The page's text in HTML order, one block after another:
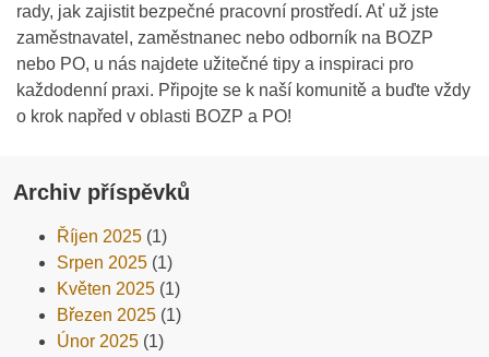
rady, jak zajistit bezpečné pracovní prostředí. Ať už jste
zaměstnavatel, zaměstnanec nebo odborník na BOZP
nebo PO, u nás najdete užitečné tipy a inspiraci pro
každodenní praxi. Připojte se k naší komunitě a buďte vždy
o krok napřed v oblasti BOZP a PO!
Archiv příspěvků
Říjen 2025 (1)
Srpen 2025 (1)
Květen 2025 (1)
Březen 2025 (1)
Únor 2025 (1)